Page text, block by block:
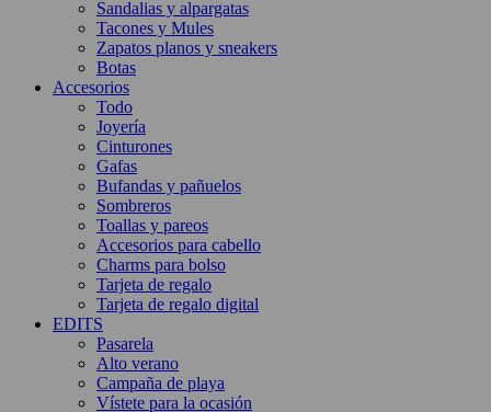
Sandalias y alpargatas
Tacones y Mules
Zapatos planos y sneakers
Botas
Accesorios
Todo
Joyería
Cinturones
Gafas
Bufandas y pañuelos
Sombreros
Toallas y pareos
Accesorios para cabello
Charms para bolso
Tarjeta de regalo
Tarjeta de regalo digital
EDITS
Pasarela
Alto verano
Campaña de playa
Vístete para la ocasión